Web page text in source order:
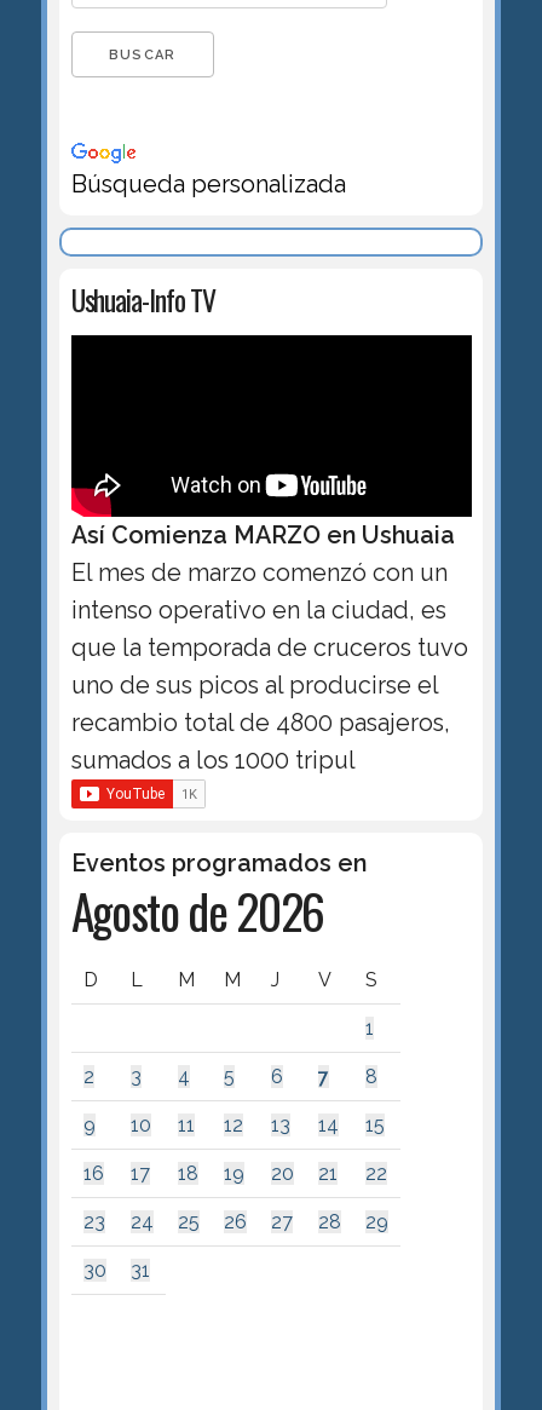
Búsqueda personalizada
Ushuaia-Info TV
Así Comienza MARZO en Ushuaia
El mes de marzo comenzó con un
intenso operativo en la ciudad, es
que la temporada de cruceros tuvo
uno de sus picos al producirse el
recambio total de 4800 pasajeros,
sumados a los 1000 tripul
Eventos programados en
Agosto de 2026
D L M M J V S
1
2 3 4 5 6 7 8
9 10 11 12 13 14 15
16 17 18 19 20 21 22
23 24 25 26 27 28 29
30 31